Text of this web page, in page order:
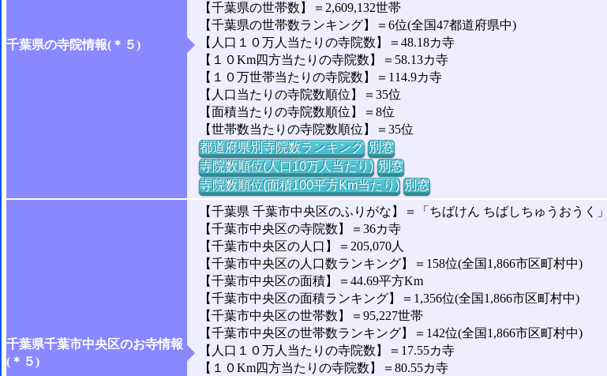
千葉県の寺院情報(＊５)
【千葉県の世帯数】＝2,609,132世帯
【千葉県の世帯数ランキング】＝6位(全国47都道府県中)
【人口１０万人当たりの寺院数】＝48.18カ寺
【１０Km四方当たりの寺院数】＝58.13カ寺
【１０万世帯当たりの寺院数】＝114.9カ寺
【人口当たりの寺院数順位】＝35位
【面積当たりの寺院数順位】＝8位
【世帯数当たりの寺院数順位】＝35位
都道府県別寺院数ランキング 別窓
寺院数順位(人口10万人当たり) 別窓
寺院数順位(面積100平方Km当たり) 別窓
千葉県千葉市中央区のお寺情報
(＊５)
【千葉県 千葉市中央区のふりがな】＝「ちばけん ちばしちゅうおうく」
【千葉市中央区の寺院数】＝36カ寺
【千葉市中央区の人口】＝205,070人
【千葉市中央区の人口数ランキング】＝158位(全国1,866市区町村中)
【千葉市中央区の面積】＝44.69平方Km
【千葉市中央区の面積ランキング】＝1,356位(全国1,866市区町村中)
【千葉市中央区の世帯数】＝95,227世帯
【千葉市中央区の世帯数ランキング】＝142位(全国1,866市区町村中)
【人口１０万人当たりの寺院数】＝17.55カ寺
【１０Km四方当たりの寺院数】＝80.55カ寺